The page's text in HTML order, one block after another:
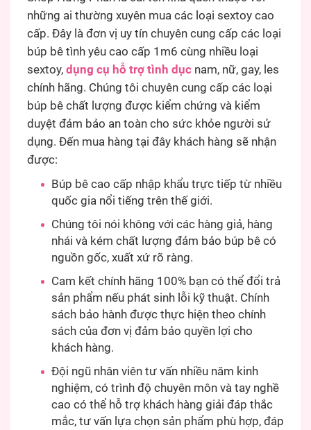
những ai thường xuyên mua các loại sextoy cao
cấp. Đây là đơn vị uy tín chuyên cung cấp các loại
búp bê tình yêu cao cấp 1m6 cùng nhiều loại
sextoy, dụng cụ hỗ trợ tình dục nam, nữ, gay, les
chính hãng. Chúng tôi chuyên cung cấp các loại
búp bê chất lượng được kiểm chứng và kiểm
duyệt đảm bảo an toàn cho sức khỏe người sử
dụng. Đến mua hàng tại đây khách hàng sẽ nhận
được:
Búp bê cao cấp nhập khẩu trực tiếp từ nhiều
quốc gia nổi tiếng trên thế giới.
Chúng tôi nói không với các hàng giả, hàng
nhái và kém chất lượng đảm bảo búp bê có
nguồn gốc, xuất xứ rõ ràng.
Cam kết chính hãng 100% bạn có thể đổi trả
sản phẩm nếu phát sinh lỗi kỹ thuật. Chính
sách bảo hành được thực hiện theo chính
sách của đơn vị đảm bảo quyền lợi cho
khách hàng.
Đội ngũ nhân viên tư vấn nhiều năm kinh
nghiệm, có trình độ chuyên môn và tay nghề
cao có thể hỗ trợ khách hàng giải đáp thắc
mắc, tư vấn lựa chọn sản phẩm phù hợp, đáp